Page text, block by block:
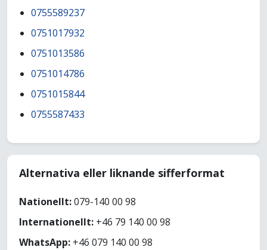
0755589237
0751017932
0751013586
0751014786
0751015844
0755587433
Alternativa eller liknande sifferformat
Nationellt:079-140 00 98
Internationellt: +46 79 140 00 98
WhatsApp: +46 079 140 00 98